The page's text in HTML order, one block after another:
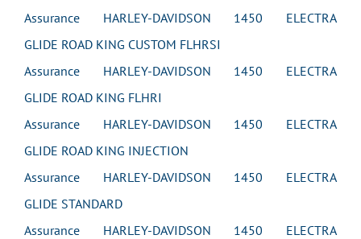
Assurance HARLEY-DAVIDSON 1450 ELECTRA
GLIDE ROAD KING CUSTOM FLHRSI
Assurance HARLEY-DAVIDSON 1450 ELECTRA
GLIDE ROAD KING FLHRI
Assurance HARLEY-DAVIDSON 1450 ELECTRA
GLIDE ROAD KING INJECTION
Assurance HARLEY-DAVIDSON 1450 ELECTRA
GLIDE STANDARD
Assurance HARLEY-DAVIDSON 1450 ELECTRA